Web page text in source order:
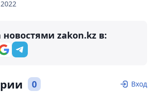
новостями zakon.kz в:
0 Вход